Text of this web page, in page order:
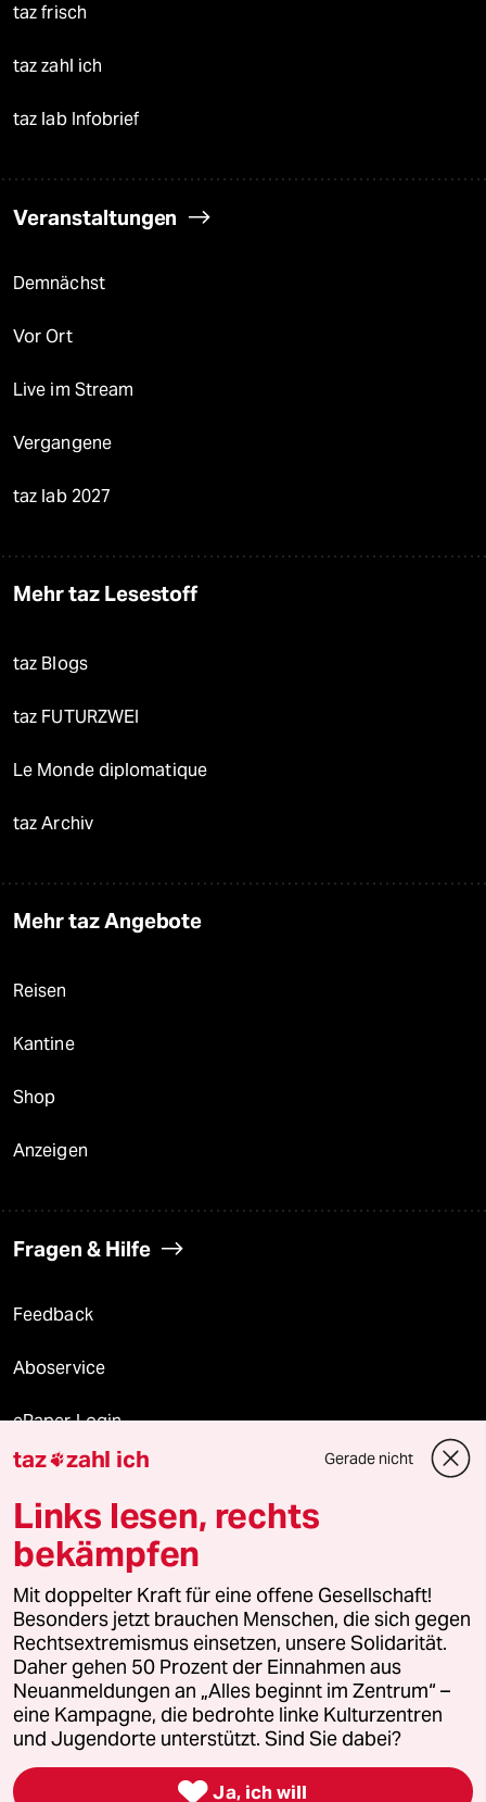
taz frisch
taz zahl ich
taz lab Infobrief
Veranstaltungen
Demnächst
Vor Ort
Live im Stream
Vergangene
taz lab 2027
Mehr taz Lesestoff
taz Blogs
taz FUTURZWEI
Le Monde diplomatique
taz Archiv
Mehr taz Angebote
Reisen
Kantine
Shop
Anzeigen
Fragen & Hilfe
Feedback
Aboservice
ePaper Login
Downloads für Abonnierende
© 2026 taz Verlags und Vertriebs GmbH
Alle Rechte vorbehalten. Bei rechtlichen Fragen oder für Genehmigungen
wenden Sie sich bitte an
lizenzen@taz.de
Feedback Redaktionsstatut Kommune-Richtlinien
Leitlinie Informant Datenschutz Impressum AGB
Seitenwende Einwilligungen widerrufen (Ads)
taz zahl ich Gerade nicht
Links lesen, rechts
bekämpfen
Mit doppelter Kraft für eine offene Gesellschaft!
Besonders jetzt brauchen Menschen, die sich gegen
Rechtsextremismus einsetzen, unsere Solidarität.
Daher gehen 50 Prozent der Einnahmen aus
Neuanmeldungen an „Alles beginnt im Zentrum“ –
eine Kampagne, die bedrohte linke Kulturzentren
und Jugendorte unterstützt. Sind Sie dabei?
 Ja, ich will